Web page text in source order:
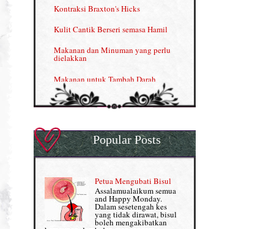
Nutrisi untuk Ikhtiar Hamil
OMEGA GUARD
Omega Guard: EPA & DHA for kids
OSTEMATRIX
Pantang Larang dalam Pengambilan
Vitamin
Penjagaan Rambut: Prosante Hair Care
Persediaan Haji & Umrah
Review Part 1: Shaklee bagus ke?
Kontraksi Braxton's Hicks
Kulit Cantik Berseri semasa Hamil
Makanan dan Minuman yang perlu
dielakkan
Makanan untuk Tambah Darah
Masalah HB rendah?
Normal VS Czer
Pemakanan Semasa Hamil
Penyusuan Bayi
Perkembangan Minda Bayi
Supplement untuk Kehamilan
Popular Posts
Petua Mengubati Bisul
Assalamualaikum semua
and Happy Monday.
Dalam sesetengah kes
yang tidak dirawat, bisul
boleh mengakibatkan